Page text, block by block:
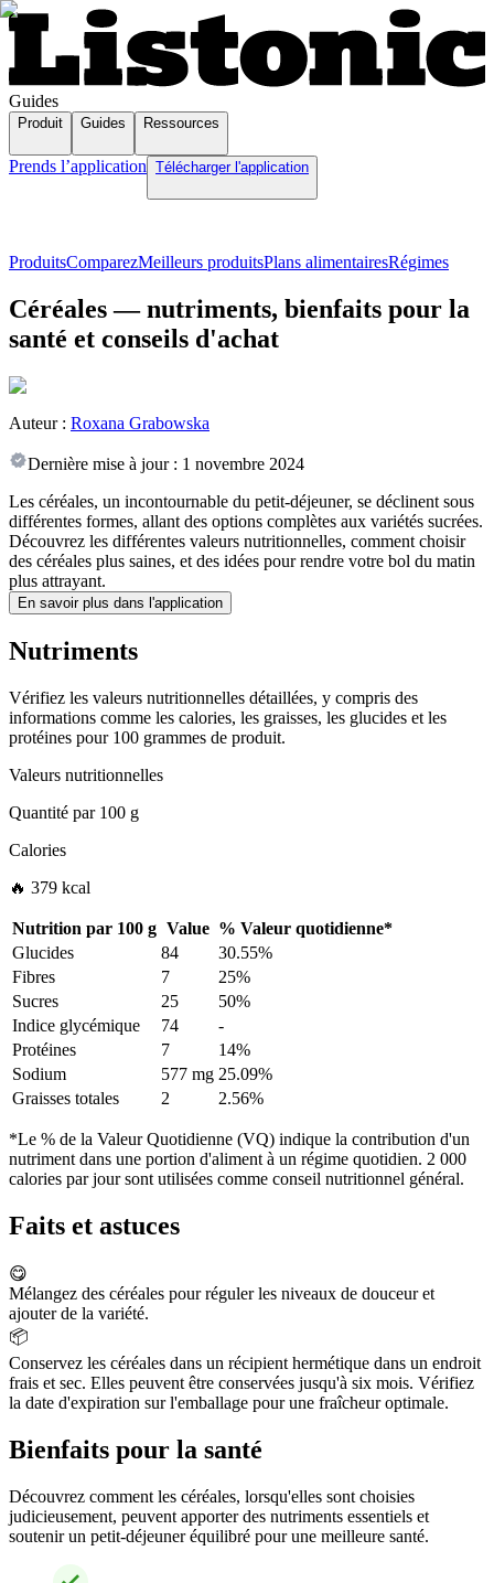
Guides
Produit Guides Ressources
Prends l’application Télécharger l'application
ProduitsComparezMeilleurs produitsPlans alimentairesRégimes
Céréales — nutriments, bienfaits pour la
santé et conseils d'achat
Auteur : Roxana Grabowska
Dernière mise à jour : 1 novembre 2024
Les céréales, un incontournable du petit-déjeuner, se déclinent sous
différentes formes, allant des options complètes aux variétés sucrées.
Découvrez les différentes valeurs nutritionnelles, comment choisir
des céréales plus saines, et des idées pour rendre votre bol du matin
plus attrayant.
En savoir plus dans l'application
Nutriments
Vérifiez les valeurs nutritionnelles détaillées, y compris des
informations comme les calories, les graisses, les glucides et les
protéines pour 100 grammes de produit.
Valeurs nutritionnelles
Quantité par100 g
Calories
🔥 379 kcal
Nutrition par 100 g Value % Valeur quotidienne*
Glucides
84
30.55%
Fibres
7
25%
Sucres
25
50%
Indice glycémique
74
-
Protéines
7
14%
Sodium
577 mg 25.09%
Graisses totales
2 2.56%
*Le % de la Valeur Quotidienne (VQ) indique la contribution d'un
nutriment dans une portion d'aliment à un régime quotidien. 2 000
calories par jour sont utilisées comme conseil nutritionnel général.
Faits et astuces
😋
Mélangez des céréales pour réguler les niveaux de douceur et
ajouter de la variété.
📦
Conservez les céréales dans un récipient hermétique dans un endroit
frais et sec. Elles peuvent être conservées jusqu'à six mois. Vérifiez
la date d'expiration sur l'emballage pour une fraîcheur optimale.
Bienfaits pour la santé
Découvrez comment les céréales, lorsqu'elles sont choisies
judicieusement, peuvent apporter des nutriments essentiels et
soutenir un petit-déjeuner équilibré pour une meilleure santé.